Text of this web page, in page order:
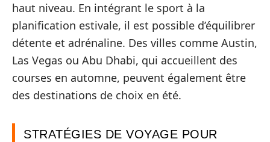
haut niveau. En intégrant le sport à la
planification estivale, il est possible d’équilibrer
détente et adrénaline. Des villes comme Austin,
Las Vegas ou Abu Dhabi, qui accueillent des
courses en automne, peuvent également être
des destinations de choix en été.
STRATÉGIES DE VOYAGE POUR